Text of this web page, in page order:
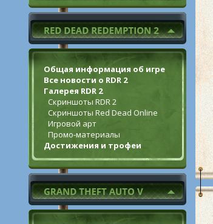
Общая информация об игре
Все новости о RDR 2
Галерея RDR 2
Скриншоты RDR 2
Скриншоты Red Dead Online
Игровой арт
Промо-материалы
Достижения и трофеи